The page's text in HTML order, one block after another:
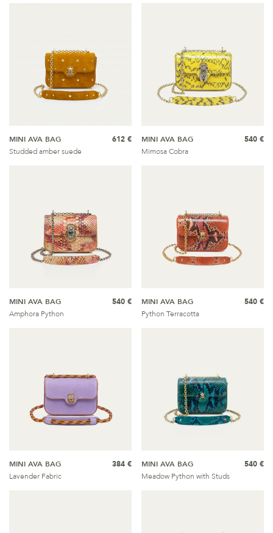
MINI AVA BAG
Studded amber suede
612 €
MINI AVA BAG
Mimosa Cobra
540 €
MINI AVA BAG
Amphora Python
540 €
MINI AVA BAG
Python Terracotta
540 €
MINI AVA BAG
Lavender Fabric
384 €
MINI AVA BAG
Meadow Python with Studs
540 €